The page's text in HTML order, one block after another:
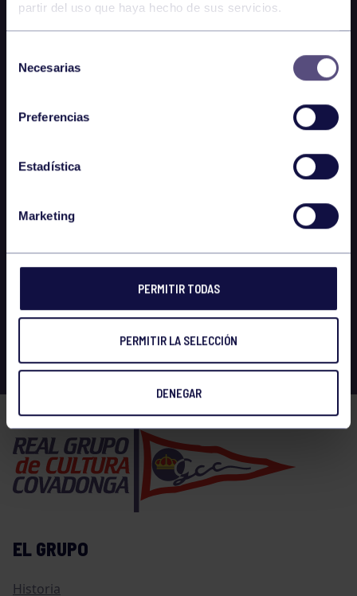
partir del uso que haya hecho de sus servicios.
Necesarias
Preferencias
Estadística
Marketing
PERMITIR TODAS
PERMITIR LA SELECCIÓN
DENEGAR
EL GRUPO
Historia